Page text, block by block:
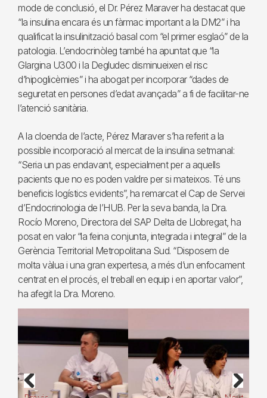
mode de conclusió, el Dr. Pérez Maraver ha destacat que
“la insulina encara és un fàrmac important a la DM2” i ha
qualificat la insulinització basal com “el primer esglaó” de la
patologia. L’endocrinòleg també ha apuntat que “la
Glargina U300 i la Degludec disminueixen el risc
d’hipoglicèmies” i ha abogat per incorporar “dades de
seguretat en persones d’edat avançada” a fi de facilitar-ne
l’atenció sanitària.
A la cloenda de l’acte, Pérez Maraver s’ha referit a la
possible incorporació al mercat de la insulina setmanal:
“Seria un pas endavant, especialment per a aquells
pacients que no es poden valdre per si mateixos. Té uns
beneficis logístics evidents”, ha remarcat el Cap de Servei
d’Endocrinologia de l’HUB. Per la seva banda, la Dra.
Rocío Moreno, Directora del SAP Delta de Llobregat, ha
posat en valor “la feina conjunta, integrada i integral” de la
Gerència Territorial Metropolitana Sud. “Disposem de
molta vàlua i una gran expertesa, a més d’un enfocament
centrat en el procés, el treball en equip i en aportar valor”,
ha afegit la Dra. Moreno.